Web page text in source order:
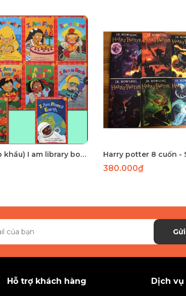
(Sách nhập khẩu) I am library boxset 10 cuốn
380.000₫
Gửi
Hỗ trợ khách hàng Dịch vụ